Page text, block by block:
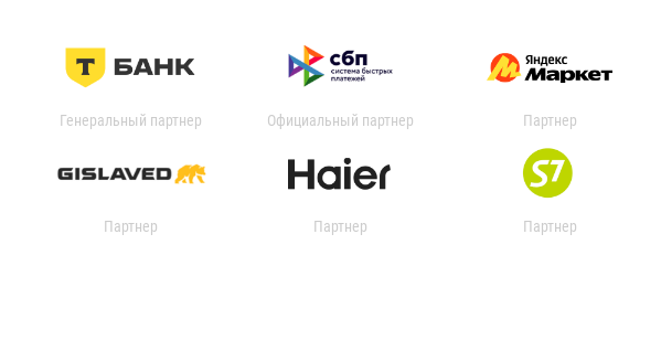
Генеральный партнер Официальный партнер Партнер
Партнер Партнер Партнер